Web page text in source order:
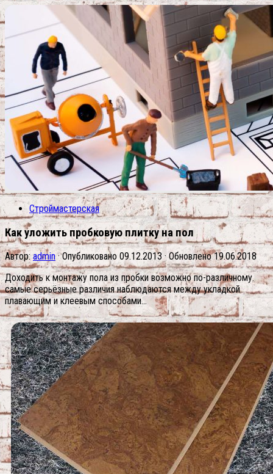
Строймастерская
Как уложить пробковую плитку на пол
Автор:admin · Опубликовано 09.12.2013 · Обновлено19.06.2018
Доходить к монтажу пола из пробки возможно по-различному.
самые серьёзные различия наблюдаются между укладкой
плавающим и клеевым способами…